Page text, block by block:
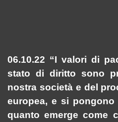
06.10.22 “I valori di
stato di diritto sono
nostra società e del
europea, e si
quanto emerge come